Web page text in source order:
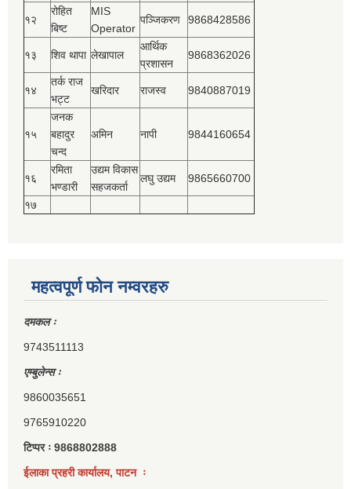
१२
रोहित
बिष्‍ट
MIS
Operator
पञ्‍जिकरण 9868428586
१३ शिव थापा लेखापाल
आर्थिक
प्रशासन
9868362026
१४
तर्क राज
भट्ट
खरिदार राजस्‍व 9840887019
१५
जनक
बहादुर
चन्द
अमिन नापी 9844160654
१६
रमिता
भण्डारी
उद्यम विकास
सहजकर्ता
लघु उद्यम 9865660700
१७
महत्वपूर्ण फोन नम्वरहरु
दमकल ः
9743511113
एम्बुलेन्स ः
9860035651
9765910220
टिप्पर ः 9868802888
ईलाका प्रहरी कार्यालय, पाटन ः